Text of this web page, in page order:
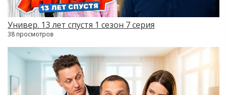
Универ. 13 лет спустя 1 сезон 7 серия
38 просмотров